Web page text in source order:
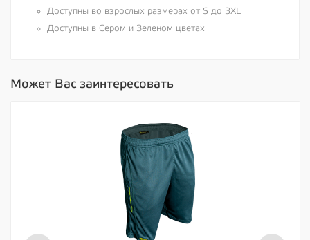
Доступны во взрослых размерах от S до 3XL
Доступны в Сером и Зеленом цветах
Может Вас заинтересовать